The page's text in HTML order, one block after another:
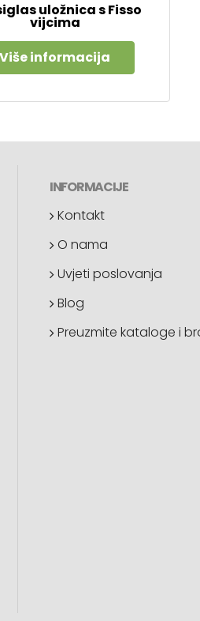
uložnica s Fisso
vijcima
Više informacija
INFORMACIJE
Kontakt
O nama
Uvjeti poslovanja
Blog
Preuzmite kataloge i